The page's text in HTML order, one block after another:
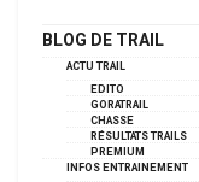
BLOG DE TRAIL
ACTU TRAIL
EDITO
GORATRAIL
CHASSE
RÉSULTATS TRAILS
PREMIUM
INFOS ENTRAINEMENT